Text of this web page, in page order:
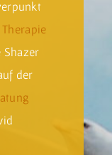
Shazer
der